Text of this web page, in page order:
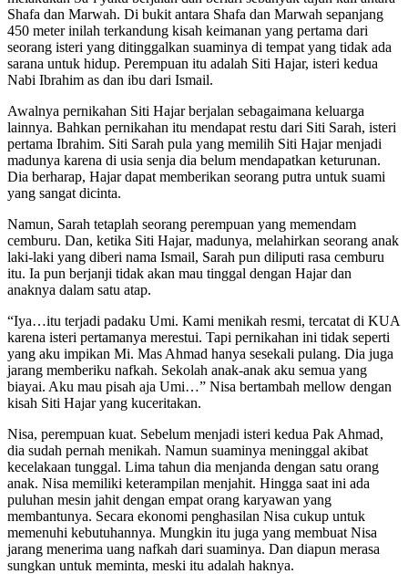
Shafa dan Marwah. Di bukit antara Shafa dan Marwah sepanjang
450 meter inilah terkandung kisah keimanan yang pertama dari
seorang isteri yang ditinggalkan suaminya di tempat yang tidak ada
sarana untuk hidup. Perempuan itu adalah Siti Hajar, isteri kedua
Nabi Ibrahim as dan ibu dari Ismail.
Awalnya pernikahan Siti Hajar berjalan sebagaimana keluarga
lainnya. Bahkan pernikahan itu mendapat restu dari Siti Sarah, isteri
pertama Ibrahim. Siti Sarah pula yang memilih Siti Hajar menjadi
madunya karena di usia senja dia belum mendapatkan keturunan.
Dia berharap, Hajar dapat memberikan seorang putra untuk suami
yang sangat dicinta.
Namun, Sarah tetaplah seorang perempuan yang memendam
cemburu. Dan, ketika Siti Hajar, madunya, melahirkan seorang anak
laki-laki yang diberi nama Ismail, Sarah pun diliputi rasa cemburu
itu. Ia pun berjanji tidak akan mau tinggal dengan Hajar dan
anaknya dalam satu atap.
“Iya…itu terjadi padaku Umi. Kami menikah resmi, tercatat di KUA
karena isteri pertamanya merestui. Tapi pernikahan ini tidak seperti
yang aku impikan Mi. Mas Ahmad hanya sesekali pulang. Dia juga
jarang memberiku nafkah. Sekolah anak-anak aku semua yang
biayai. Aku mau pisah aja Umi…” Nisa bertambah mellow dengan
kisah Siti Hajar yang kuceritakan.
Nisa, perempuan kuat. Sebelum menjadi isteri kedua Pak Ahmad,
dia sudah pernah menikah. Namun suaminya meninggal akibat
kecelakaan tunggal. Lima tahun dia menjanda dengan satu orang
anak. Nisa memiliki keterampilan menjahit. Hingga saat ini ada
puluhan mesin jahit dengan empat orang karyawan yang
membantunya. Secara ekonomi penghasilan Nisa cukup untuk
memenuhi kebutuhannya. Mungkin itu juga yang membuat Nisa
jarang menerima uang nafkah dari suaminya. Dan diapun merasa
sungkan untuk meminta, meski itu adalah haknya.